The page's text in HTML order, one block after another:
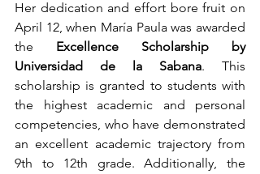
Her dedication and effort bore fruit on
April 12, when María Paula was awarded
the Excellence Scholarship by
Universidad de la Sabana. This
scholarship is granted to students with
the highest academic and personal
competencies, who have demonstrated
an excellent academic trajectory from
9th to 12th grade. Additionally, the